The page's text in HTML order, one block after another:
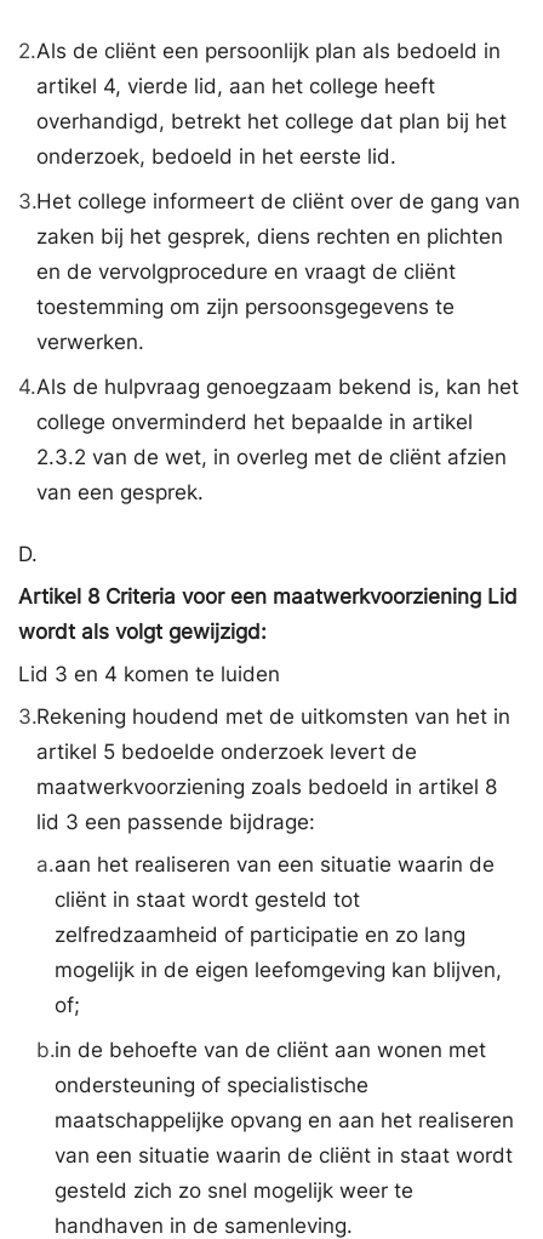
2.Als de cliënt een persoonlijk plan als bedoeld in
artikel 4, vierde lid, aan het college heeft
overhandigd, betrekt het college dat plan bij het
onderzoek, bedoeld in het eerste lid.
3.Het college informeert de cliënt over de gang van
zaken bij het gesprek, diens rechten en plichten
en de vervolgprocedure en vraagt de cliënt
toestemming om zijn persoonsgegevens te
verwerken.
4.Als de hulpvraag genoegzaam bekend is, kan het
college onverminderd het bepaalde in artikel
2.3.2 van de wet, in overleg met de cliënt afzien
van een gesprek.
D.
Artikel 8 Criteria voor een maatwerkvoorziening Lid
wordt als volgt gewijzigd:
Lid 3 en 4 komen te luiden
3.Rekening houdend met de uitkomsten van het in
artikel 5 bedoelde onderzoek levert de
maatwerkvoorziening zoals bedoeld in artikel 8
lid 3 een passende bijdrage:
a.aan het realiseren van een situatie waarin de
cliënt in staat wordt gesteld tot
zelfredzaamheid of participatie en zo lang
mogelijk in de eigen leefomgeving kan blijven,
of;
b.in de behoefte van de cliënt aan wonen met
ondersteuning of specialistische
maatschappelijke opvang en aan het realiseren
van een situatie waarin de cliënt in staat wordt
gesteld zich zo snel mogelijk weer te
handhaven in de samenleving.